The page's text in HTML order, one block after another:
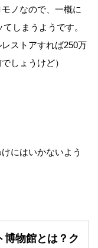
ノなので、一概に
しまうようです。
ストアすれば250万
しょうけど）
にはいかないよう
博物館とは？ク